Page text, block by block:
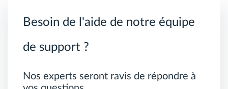
Besoin de l'aide de notre équipe
de support ?
Nos experts seront ravis de répondre à